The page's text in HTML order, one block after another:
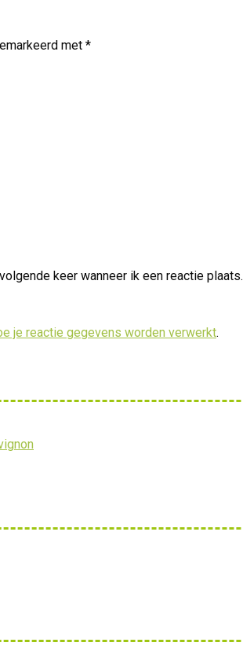
met *
keer wanneer ik een reactie plaats.
je reactie gegevens worden verwerkt.